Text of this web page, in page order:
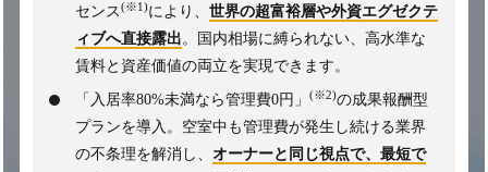
センス(※1)により、 世界の超富裕層や外資エグゼクテ
ィブへ直接露出。国内相場に縛られない、高水準な
賃料と資産価値の両立を実現できます。
「入居率80%未満なら管理費0円」 (※2)の成果報酬型
プランを導入。空室中も管理費が発生し続ける業界
の不条理を解消し、 オーナーと同じ視点で、最短で